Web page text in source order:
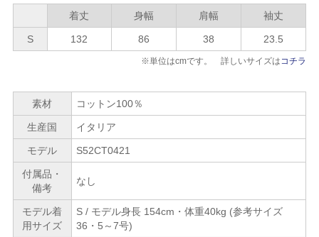
着丈 身幅 肩幅 袖丈
S 132 86 38 23.5
※単位はcmです。 詳しいサイズは コチラ
素材 コットン100％
生産国 イタリア
モデル S52CT0421
付属品・
備考
なし
モデル着
用サイズ
S / モデル身長 154cm・体重40kg (参考サイズ
36・5～7号)